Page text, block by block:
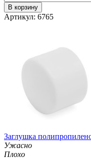
В корзину
Артикул: 6765
Заглушка
Ужасно
Плохо